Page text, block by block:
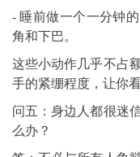
- 睡前做一个一分钟
角和下巴。
这些小动作几乎不占
手的紧绷程度，让你
问五：身边人都很迷
么办？